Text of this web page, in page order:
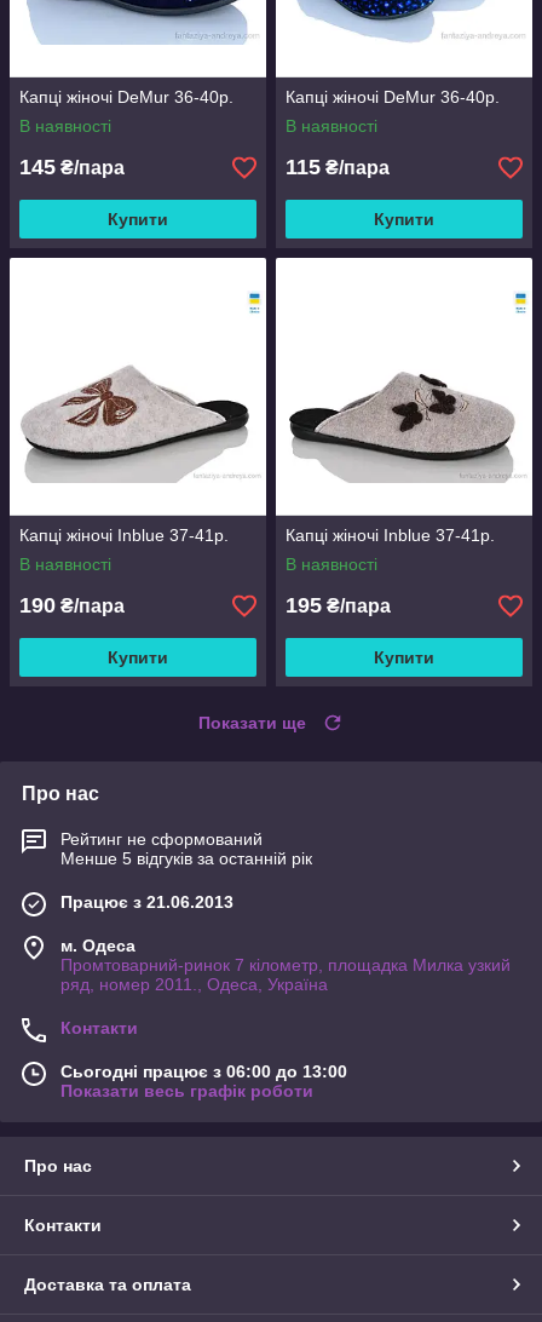
Капці жіночі DeMur 36-40р.
В наявності
145 ₴/пара
Купити
Капці жіночі DeMur 36-40р.
В наявності
115 ₴/пара
Купити
Капці жіночі Inblue 37-41р.
В наявності
190 ₴/пара
Купити
Капці жіночі Inblue 37-41р.
В наявності
195 ₴/пара
Купити
Показати ще
Про нас
Рейтинг не сформований
Менше 5 відгуків за останній рік
Працює з 21.06.2013
м. Одеса
Промтоварний-ринок 7 кілометр, площадка Милка узкий
ряд, номер 2011., Одеса, Україна
Контакти
Сьогодні працює з 06:00 до 13:00
Показати весь графік роботи
Про нас
Контакти
Доставка та оплата